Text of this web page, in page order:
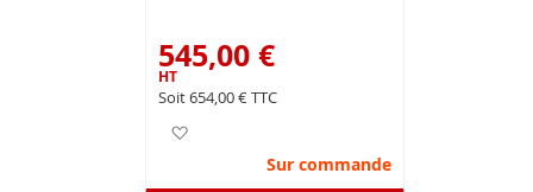
545,00 €
654,00 €
Sur commande